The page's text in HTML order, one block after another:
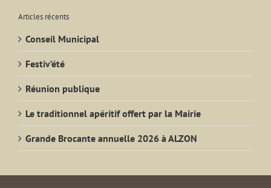
Articles récents
Conseil Municipal
Festiv’été
Réunion publique
Le traditionnel apéritif offert par la Mairie
Grande Brocante annuelle 2026 à ALZON